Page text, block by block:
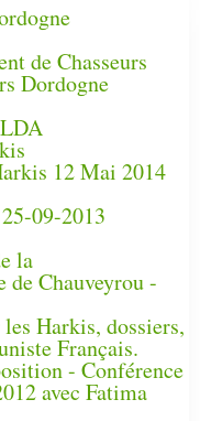
de Chasseurs
Dordogne
12 Mai 2014
09-2013
la
de Chauveyrou -
Harkis, dossiers,
Français.
- Conférence
avec Fatima